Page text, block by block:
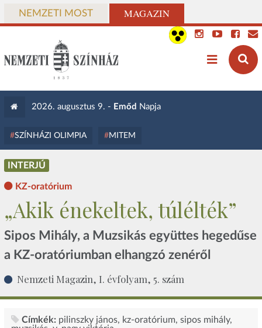
NEMZETI MOST MAGAZIN
2026. augusztus 9. - Emőd Napja
SZÍNHÁZI OLIMPIA MITEM
INTERJÚ
KZ-oratórium
„Akik énekeltek, túlélték”
Sipos Mihály, a Muzsikás együttes hegedűse
a KZ-oratóriumban elhangzó zenéről
Nemzeti Magazin, I. évfolyam, 5. szám
Címkék: pilinszky jános kz-oratórium sipos mihály